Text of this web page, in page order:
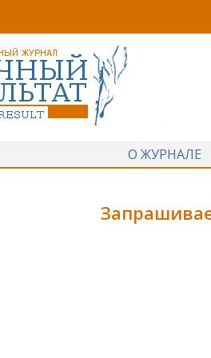
О ЖУРНАЛЕ